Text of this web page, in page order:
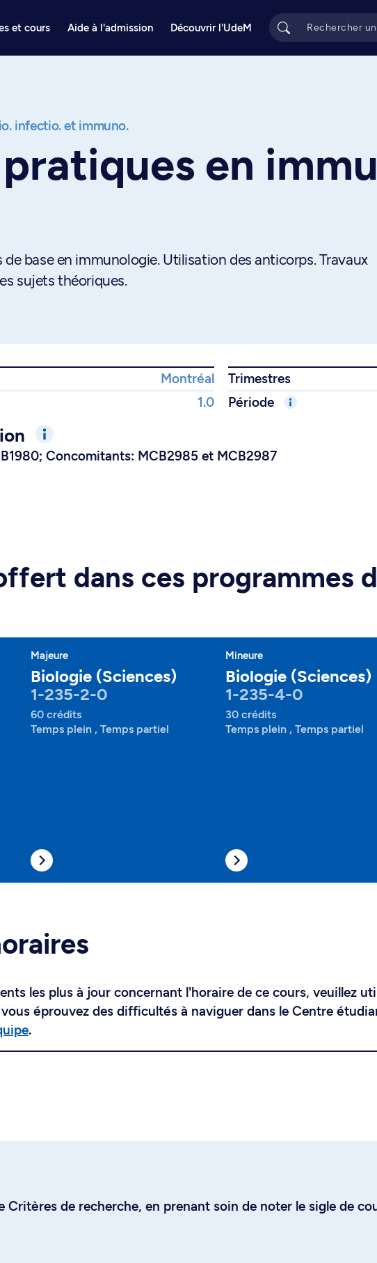
et cours Aide à l'admission Découvrir l'UdeM
infectio. et immuno.
en
base en immunologie. Utilisation des anticorps. Travaux
sujets théoriques.
Montréal
Trimestres
1.0 Période
Concomitants: MCB2985 et MCB2987
dans ces programmes
Majeure
Biologie (Sciences)
1-235-2-0
60 crédits
Temps plein , Temps partiel
Mineure
Biologie (Sciences)
1-235-4-0
30 crédits
Temps plein , Temps partiel
les plus à jour concernant l'horaire de ce cours, veuillez
vous éprouvez des difficultés à naviguer dans le Centre
.
Critères de recherche, en prenant soin de noter le sigle de